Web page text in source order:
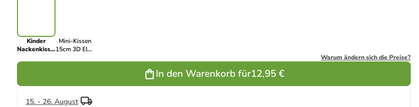
Kinder
Nackenkissen
für Reisen &
Mini-Kissen
15cm 3D Elsa
Warum ändern sich die Preise?
In den Warenkorb für12,95 €
15. - 26. August